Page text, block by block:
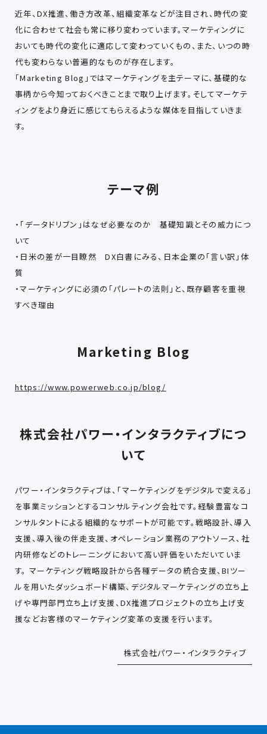
近年、DX推進、働き方改革、組織変革などが注目され、時代の変
化に合わせて社会も常に移り変わっています。マーケティングに
おいても時代の変化に適応して変わっていくもの、また、いつの時
代も変わらない普遍的なものが存在します。
「Marketing Blog」ではマーケティングを主テーマに、基礎的な
事柄から今知っておくべきことまで取り上げます。そしてマーケテ
ィングをより身近に感じてもらえるような媒体を目指していきま
す。
テーマ例
・「データドリブン」はなぜ必要なのか 基礎知識とその威力につ
いて
・日米の差が一目瞭然 DX白書にみる、日本企業の「言い訳」体
質
・マーケティングに必須の「パレートの法則」と、既存顧客を重視
すべき理由
Marketing Blog
https://www.powerweb.co.jp/blog/
株式会社パワー・インタラクティブにつ
いて
パワー・インタラクティブは、「マーケティングをデジタルで変える」
を事業ミッションとするコンサルティング会社です。経験豊富なコ
ンサルタントによる組織的なサポートが可能です。戦略設計、導入
支援、導入後の伴走支援、オペレーション業務のアウトソース、社
内研修などのトレーニングにおいて高い評価をいただいていま
す。 マーケティング戦略設計から各種データの統合支援、BIツー
ルを用いたダッシュボード構築、デジタルマーケティングの立ち上
げや専門部門立ち上げ支援、DX推進プロジェクトの立ち上げ支
援などお客様のマーケティング変革の支援を行います。
株式会社パワー・インタラクティブ